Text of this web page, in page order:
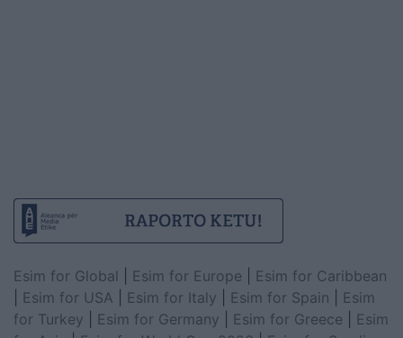
Esim for Global Esim for Europe
Esim for Caribbean
Esim for USA Esim for Italy Esim for Spain
Esim
for Turkey
Esim for Germany Esim for Greece
Esim